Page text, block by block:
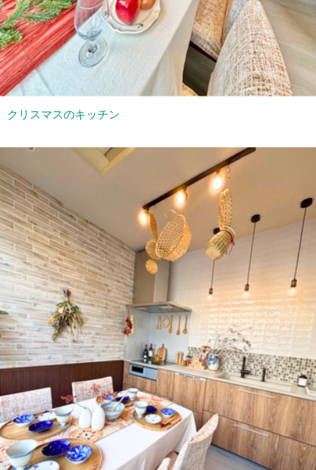
クリスマスのキッチン